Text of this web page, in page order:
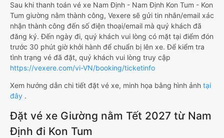
Sau khi thanh toán vé xe Nam Định - Nam Định Kon Tum - Kon
Tum giường nằm thành công, Vexere sẽ gửi tin nhắn/email xác
nhận thành công đến số điện thoại/email mà quý khách đã
đăng ký. Đến ngày đi, quý khách vui lòng có mặt tại điểm đón
trước 30 phút giờ khởi hành để chuẩn bị lên xe. Để kiểm tra
tình trạng vé đã đặt, quý khách vui lòng truy cập
https://vexere.com/vi-VN/booking/ticketinfo
Xem hướng dẫn chi tiết đặt vé xe, minh họa bằng hình ảnh tại
đây .
Đặt vé xe Giường nằm Tết 2027 từ Nam
Định đi Kon Tum